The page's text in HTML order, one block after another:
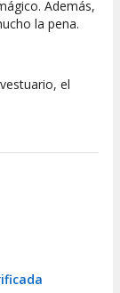
Además,
la pena.
el